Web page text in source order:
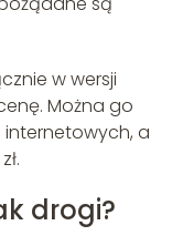
w wersji
Można go
a
drogi?